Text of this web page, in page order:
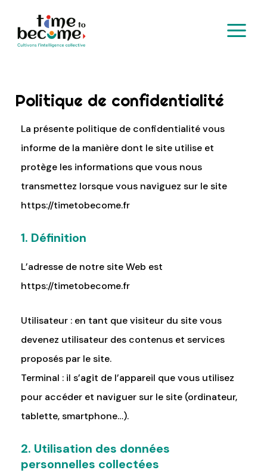
contenu
MENU
Politique de confidentialité
La présente politique de confidentialité vous
informe de la manière dont le site utilise et
protège les informations que vous nous
transmettez lorsque vous naviguez sur le site
https://timetobecome.fr
1. Définition
L’adresse de notre site Web est
https://timetobecome.fr
Utilisateur : en tant que visiteur du site vous
devenez utilisateur des contenus et services
proposés par le site.
Terminal : il s’agit de l’appareil que vous utilisez
pour accéder et naviguer sur le site (ordinateur,
tablette, smartphone…).
2. Utilisation des données
personnelles collectées